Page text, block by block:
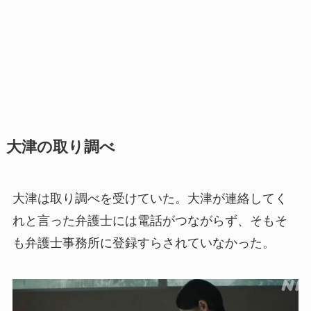
大津の取り調べ
大津は取り調べを受けていた。大津が連絡してく
れと言った弁護士には電話がつながらず、そもそ
も弁護士事務所に登録すらされていなかった。